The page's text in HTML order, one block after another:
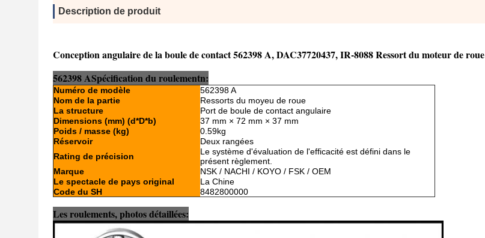
Description de produit
Conception angulaire de la boule de contact 562398 A, DAC37720437, IR-8088 Ressort du moteur de roue
562398 ASpécification du roulementn:
Numéro de modèle
562398 A
Nom de la partie
Ressorts du moyeu de roue
La structure
Port de boule de contact angulaire
Dimensions (mm) (d*D*b)
37 mm × 72 mm × 37 mm
Poids / masse (kg)
0.59kg
Réservoir
Deux rangées
Rating de précision
Le système d'évaluation de l'efficacité est défini dans le
présent règlement.
Marque
NSK / NACHI / KOYO / FSK / OEM
Le spectacle de pays original
La Chine
Code du SH
8482800000
Les roulements, photos détaillées: